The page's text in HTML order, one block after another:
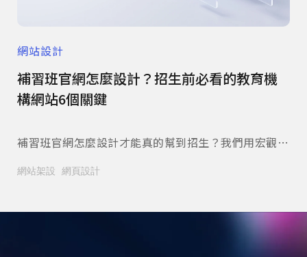
網站設計
補習班官網怎麼設計？招生前必看的教育機
構網站6個關鍵
補習班官網怎麼設計才能真的幫到招生？我們用宏觀美
現與諮詢動線的規劃重點，附家長常見問題整理。立即
網站架設 網頁設計